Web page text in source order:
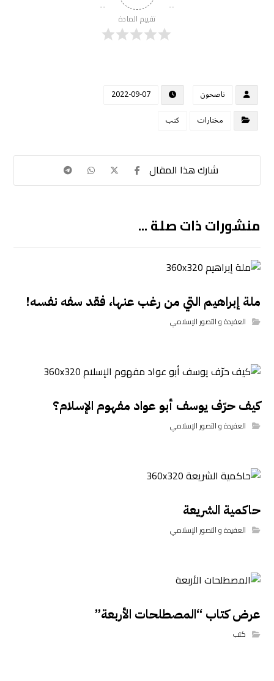
تقييم المادة
ناصحون
2022-09-07
مختارات
كتب
منشورات ذات صلة ...
ملة إبراهيم التي من رغب عنها، فقد سفه نفسه!
العقيدة و التصور الإسلامي
كيف حرّف يوسف أبو عواد مفهوم الإسلام؟
العقيدة و التصور الإسلامي
حاكمية الشريعة
العقيدة و التصور الإسلامي
عرض كتاب “المصطلحات الأربعة”
كتب